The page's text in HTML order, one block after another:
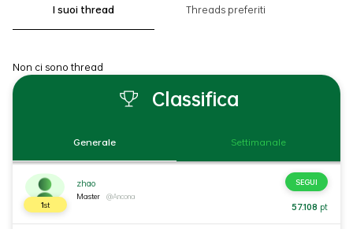
I suoi thread Threads preferiti
Non ci sono thread
Classifica
Generale Settimanale
1st
zhao
Master @Ancona
SEGUI
57.108 pt